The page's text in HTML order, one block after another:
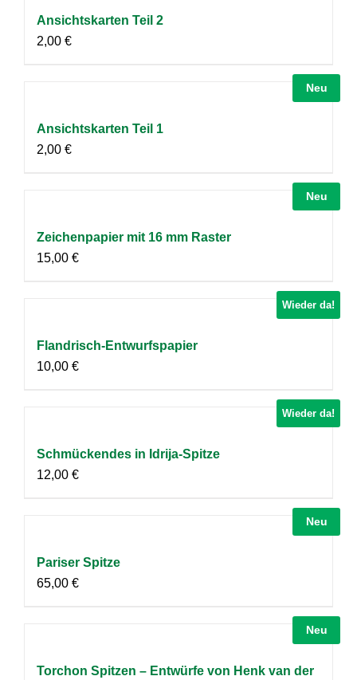
Ansichtskarten Teil 2
2,00 €
Neu
Ansichtskarten Teil 1
2,00 €
Neu
Zeichenpapier mit 16 mm Raster
15,00 €
Wieder da!
Flandrisch-Entwurfspapier
10,00 €
Wieder da!
Schmückendes in Idrija-Spitze
12,00 €
Neu
Pariser Spitze
65,00 €
Neu
Torchon Spitzen – Entwürfe von Henk van der